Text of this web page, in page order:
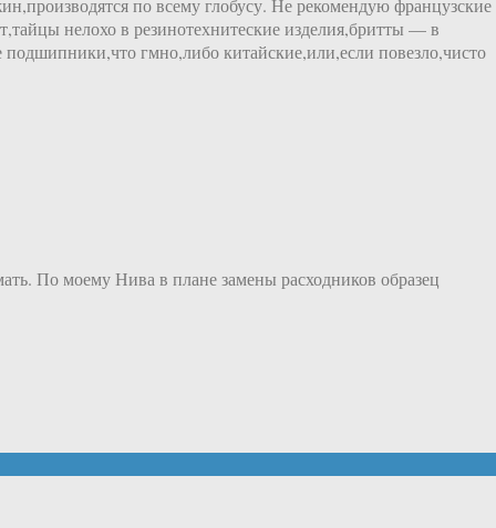
по всему глобусу. Не рекомендую французские
нелохо в резинотехнитеские изделия,бритты — в
гмно,либо китайские,или,если повезло,чисто
По моему Нива в плане замены расходников образец